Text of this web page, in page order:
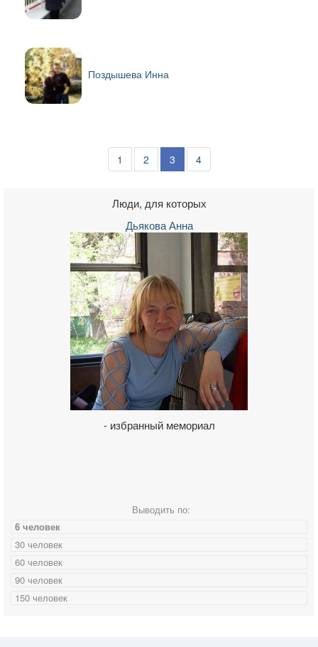
Поздышева Инна
1 2 3 4
Люди, для которых
Дьякова Анна
- избранный мемориал
Выводить по:
6 человек
30 человек
60 человек
90 человек
150 человек